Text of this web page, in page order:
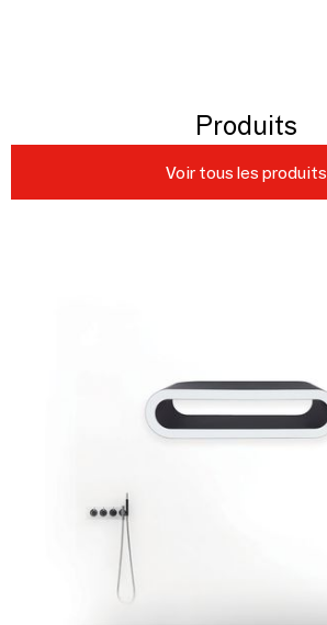
Produits
Voir tous les produits